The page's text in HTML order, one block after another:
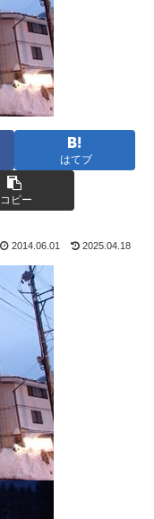
はてブ
コピー
2014.06.01 2025.04.18